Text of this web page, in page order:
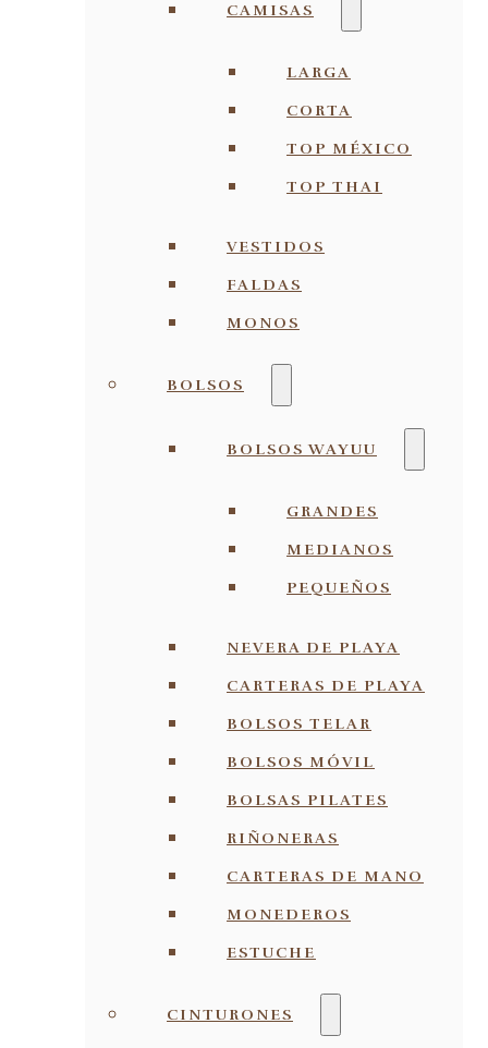
CAMISAS
LARGA
CORTA
TOP MÉXICO
TOP THAI
VESTIDOS
FALDAS
MONOS
BOLSOS
BOLSOS WAYUU
GRANDES
MEDIANOS
PEQUEÑOS
NEVERA DE PLAYA
CARTERAS DE PLAYA
BOLSOS TELAR
BOLSOS MÓVIL
BOLSAS PILATES
RIÑONERAS
CARTERAS DE MANO
MONEDEROS
ESTUCHE
CINTURONES